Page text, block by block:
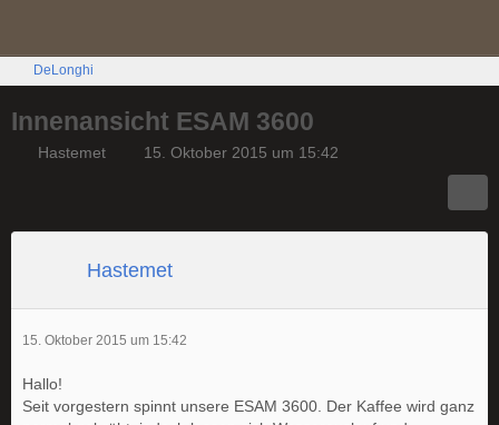
DeLonghi
Innenansicht ESAM 3600
Hastemet 15. Oktober 2015 um 15:42
Hastemet
15. Oktober 2015 um 15:42
Hallo!
Seit vorgestern spinnt unsere ESAM 3600. Der Kaffee wird ganz